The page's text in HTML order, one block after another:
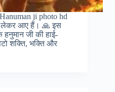
ji photo hd
लेकर आए हैं। 🙏 इस
जी की हाई-
शक्ति, भक्ति और